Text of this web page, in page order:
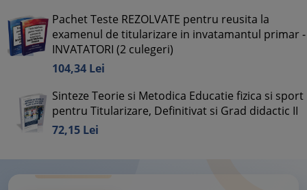
Pachet Teste REZOLVATE pentru reusita la
examenul de titularizare in invatamantul primar -
INVATATORI (2 culegeri)
104,34 Lei
Sinteze Teorie si Metodica Educatie fizica si sport
pentru Titularizare, Definitivat si Grad didactic II
72,15 Lei